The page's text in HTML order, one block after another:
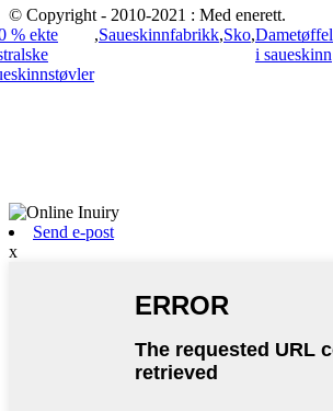
© Copyright - 2010-2021 : Med enerett.
% ekte
,Saueskinnfabrikk,Sko,Dametøffel
i saueskinn
Send e-post
x